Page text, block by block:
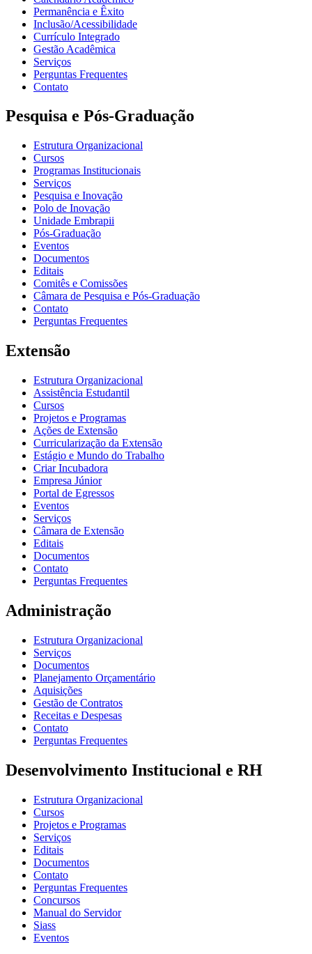
Permanência e Êxito
Inclusão/Acessibilidade
Currículo Integrado
Gestão Acadêmica
Serviços
Perguntas Frequentes
Contato
Pesquisa e Pós-Graduação
Estrutura Organizacional
Cursos
Programas Institucionais
Serviços
Pesquisa e Inovação
Polo de Inovação
Unidade Embrapii
Pós-Graduação
Eventos
Documentos
Editais
Comitês e Comissões
Câmara de Pesquisa e Pós-Graduação
Contato
Perguntas Frequentes
Extensão
Estrutura Organizacional
Assistência Estudantil
Cursos
Projetos e Programas
Ações de Extensão
Curricularização da Extensão
Estágio e Mundo do Trabalho
Criar Incubadora
Empresa Júnior
Portal de Egressos
Eventos
Serviços
Câmara de Extensão
Editais
Documentos
Contato
Perguntas Frequentes
Administração
Estrutura Organizacional
Serviços
Documentos
Planejamento Orçamentário
Aquisições
Gestão de Contratos
Receitas e Despesas
Contato
Perguntas Frequentes
Desenvolvimento Institucional e RH
Estrutura Organizacional
Cursos
Projetos e Programas
Serviços
Editais
Documentos
Contato
Perguntas Frequentes
Concursos
Manual do Servidor
Siass
Eventos